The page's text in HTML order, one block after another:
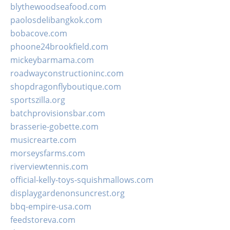
blythewoodseafood.com
paolosdelibangkok.com
bobacove.com
phoone24brookfield.com
mickeybarmama.com
roadwayconstructioninc.com
shopdragonflyboutique.com
sportszilla.org
batchprovisionsbar.com
brasserie-gobette.com
musicrearte.com
morseysfarms.com
riverviewtennis.com
official-kelly-toys-squishmallows.com
displaygardenonsuncrest.org
bbq-empire-usa.com
feedstoreva.com